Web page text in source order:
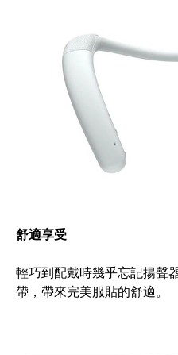
舒適享受
輕巧到配戴時幾乎忘記揚聲
帶，帶來完美服貼的舒適。